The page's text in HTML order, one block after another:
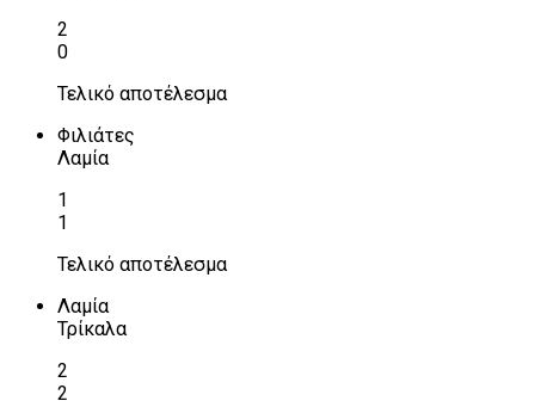
2
0
Τελικό αποτέλεσμα
Φιλιάτες
Λαμία
1
1
Τελικό αποτέλεσμα
Λαμία
Τρίκαλα
2
2